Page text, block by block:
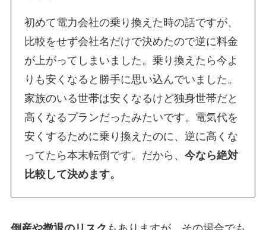
初めて電力会社の乗り換えた時の話ですが、
比較をせず会社名だけで決めたので逆に料金
が上がってしまいました。乗り換えたら今よ
りも安くなると勝手に思い込んでいました。
家族のいる世帯は安くなるけど独身世帯だと
高くなるプランだったみたいです。電気代を
安くするために乗り換えたのに、逆に高くな
ってたら本末転倒です。だから、今なら絶対
比較して決めます。